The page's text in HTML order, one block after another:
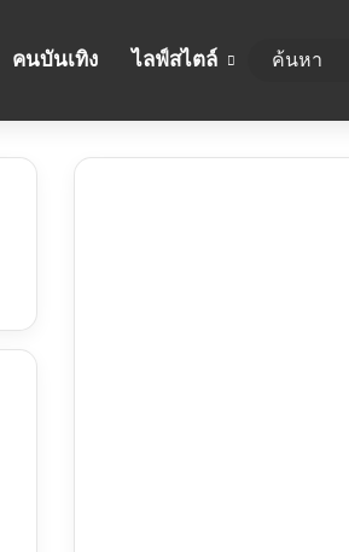
คนบันเทิง ไลฟ์สไตล์